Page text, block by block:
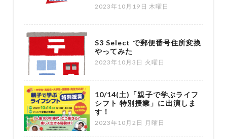
2023年10月19日 木曜日
S3 Select で郵便番号住所変換
やってみた
2023年10月3日 火曜日
10/14(土)「親子で学ぶライフ
シフト 特別授業」に出演しま
す！
2023年10月2日 月曜日